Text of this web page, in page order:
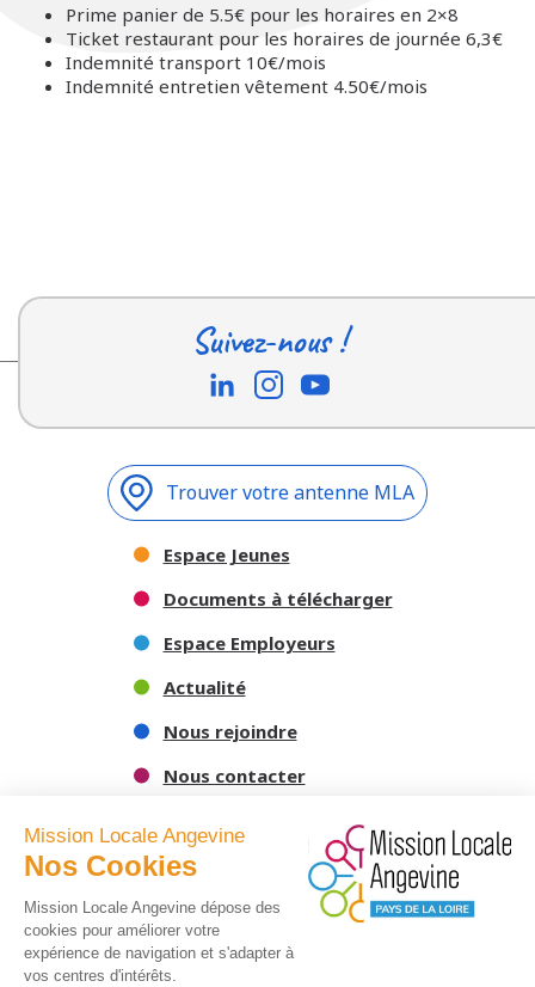
Prime panier de 5.5€ pour les horaires en 2×8
Ticket restaurant pour les horaires de journée 6,3€
Indemnité transport 10€/mois
Indemnité entretien vêtement 4.50€/mois
Suivez-nous !
Trouver votre antenne MLA
Espace Jeunes
Documents à télécharger
Espace Employeurs
Actualité
Nous rejoindre
Nous contacter
Mission Locale Angevine
Nos Cookies
Mission Locale Angevine dépose des
cookies pour améliorer votre
expérience de navigation et s'adapter à
vos centres d'intérêts.